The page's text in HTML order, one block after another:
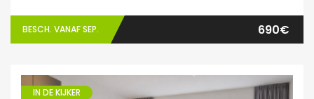
BESCH. VANAF SEP. 690€
IN DE KIJKER